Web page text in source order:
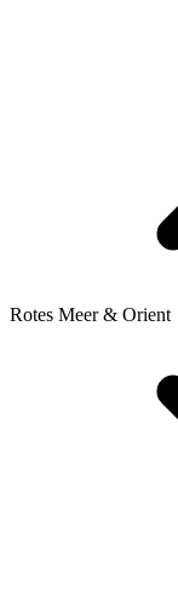
Rotes Meer & Orient